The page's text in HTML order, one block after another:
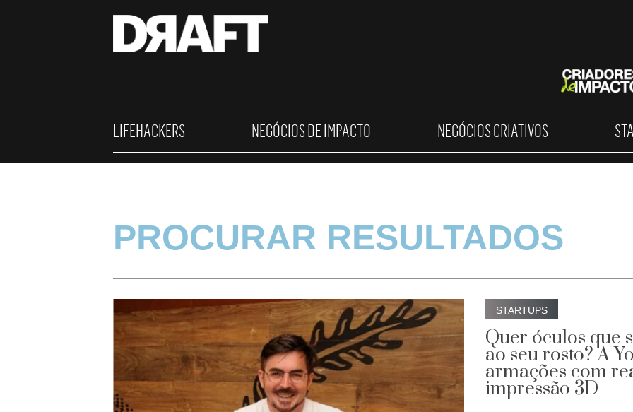
LIFEHACKERS NEGÓCIOS DE IMPACTO NEGÓCIOS CRIATIVOS
PROCURAR RESULTADOS
STARTUPS
Quer óculos que
ao seu rosto? A
armações com
impressão 3D